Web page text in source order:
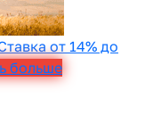
от 14% до
больше